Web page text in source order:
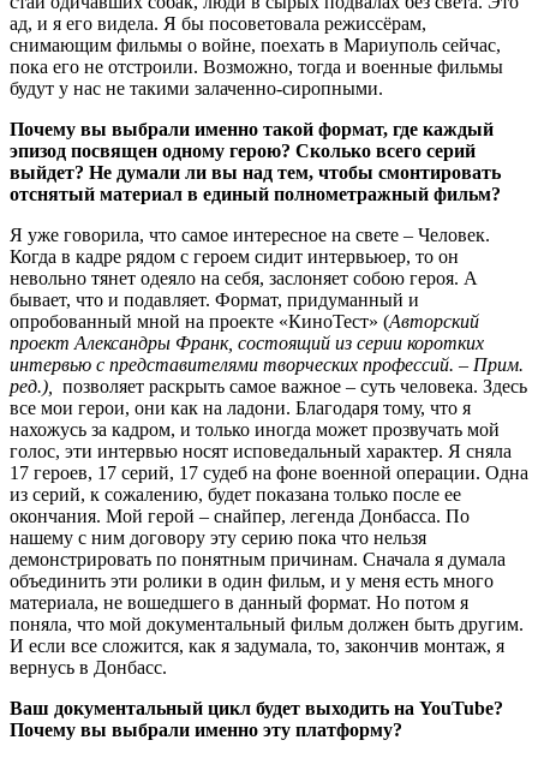
ад, и я его видела. Я бы посоветовала режиссёрам,
снимающим фильмы о войне, поехать в Мариуполь сейчас,
пока его не отстроили. Возможно, тогда и военные фильмы
будут у нас не такими залаченно-сиропными.
Почему вы выбрали именно такой формат, где каждый
эпизод посвящен одному герою? Сколько всего серий
выйдет? Не думали ли вы над тем, чтобы смонтировать
отснятый материал в единый полнометражный фильм?
Я уже говорила, что самое интересное на свете – Человек.
Когда в кадре рядом с героем сидит интервьюер, то он
невольно тянет одеяло на себя, заслоняет собою героя. А
бывает, что и подавляет. Формат, придуманный и
опробованный мной на проекте «КиноТест» (Авторский
проект Александры Франк, состоящий из серии коротких
интервью с представителями творческих профессий. – Прим.
ред.),
позволяет раскрыть самое важное – суть человека. Здесь
все мои герои, они как на ладони. Благодаря тому, что я
нахожусь за кадром, и только иногда может прозвучать мой
голос, эти интервью носят исповедальный характер. Я сняла
17 героев, 17 серий, 17 судеб на фоне военной операции. Одна
из серий, к сожалению, будет показана только после ее
окончания. Мой герой – снайпер, легенда Донбасса. По
нашему с ним договору эту серию пока что нельзя
демонстрировать по понятным причинам. Сначала я думала
объединить эти ролики в один фильм, и у меня есть много
материала, не вошедшего в данный формат. Но потом я
поняла, что мой документальный фильм должен быть другим.
И если все сложится, как я задумала, то, закончив монтаж, я
вернусь в Донбасс.
Ваш документальный цикл будет выходить на YouTube?
Почему вы выбрали именно эту платформу?